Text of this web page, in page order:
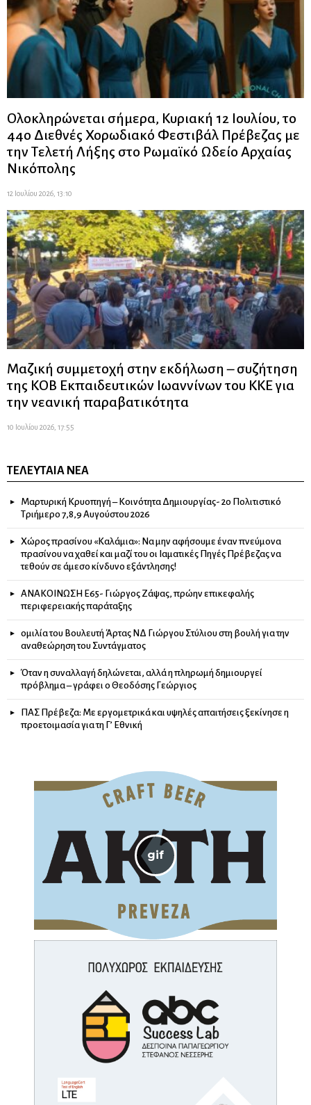
Ολοκληρώνεται σήμερα, Κυριακή 12 Ιουλίου, το
44ο Διεθνές Χορωδιακό Φεστιβάλ Πρέβεζας με
την Τελετή Λήξης στο Ρωμαϊκό Ωδείο Αρχαίας
Νικόπολης
12 Ιουλίου 2026, 13:10
Μαζική συμμετοχή στην εκδήλωση – συζήτηση
της ΚΟΒ Εκπαιδευτικών Ιωαννίνων του ΚΚΕ για
την νεανική παραβατικότητα
10 Ιουλίου 2026, 17:55
ΤΕΛΕΥΤΑΊΑ ΝΈΑ
Μαρτυρική Κρυοπηγή – Κοινότητα Δημιουργίας- 2ο Πολιτιστικό
Τριήμερο 7,8,9 Αυγούστου 2026
Χώρος πρασίνου «Καλάμια»: Να μην αφήσουμε έναν πνεύμονα
πρασίνου να χαθεί και μαζί του οι Ιαματικές Πηγές Πρέβεζας να
τεθούν σε άμεσο κίνδυνο εξάντλησης!
ΑΝΑΚΟΙΝΩΣΗ Ε65- Γιώργος Ζάψας, πρώην επικεφαλής
περιφερειακής παράταξης
ομιλία του Βουλευτή Άρτας ΝΔ Γιώργου Στύλιου στη βουλή για την
αναθεώρηση του Συντάγματος
Όταν η συναλλαγή δηλώνεται, αλλά η πληρωμή δημιουργεί
πρόβλημα – γράφει ο Θεοδόσης Γεώργιος
ΠΑΣ Πρέβεζα: Με εργομετρικά και υψηλές απαιτήσεις ξεκίνησε η
προετοιμασία για τη Γ’ Εθνική